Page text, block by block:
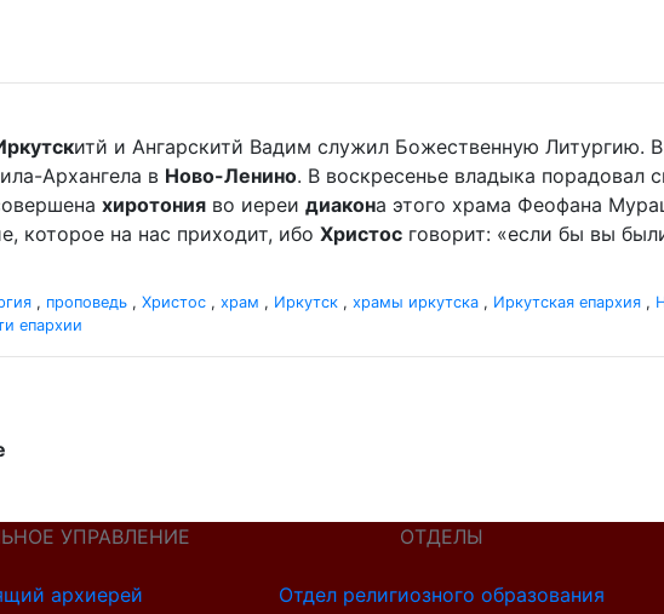
итй и Ангарскитй Вадим служил Божественную Литургию.
Архангела в Ново-Ленино. В воскресенье владыка
хиротония во иереи диакона этого храма Феофана
которое на нас приходит, ибо Христос говорит: «если бы вы
, проповедь , Христос , храм , Иркутск , храмы иркутска , Иркутская епархия ,
епархии
УПРАВЛЕНИЕ
архиерей
ОТДЕЛЫ
Отдел религиозного образования